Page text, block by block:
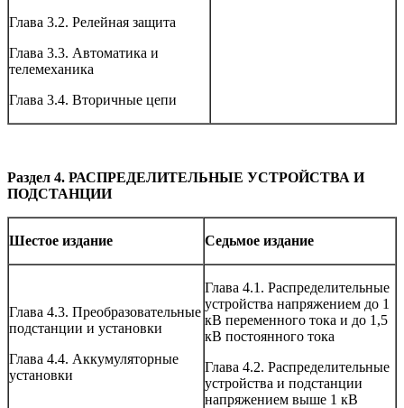
Глава 3.2. Релейная защита
Глава 3.3. Автоматика и
телемеханика
Глава 3.4. Вторичные цепи
Раздел 4. РАСПРЕДЕЛИТЕЛЬНЫЕ УСТРОЙСТВА И
ПОДСТАНЦИИ
Шестое издание Седьмое издание
Глава 4.3. Преобразовательные
подстанции и установки
Глава 4.4. Аккумуляторные
установки
Глава 4.1. Распределительные
устройства напряжением до 1
кВ переменного тока и до 1,5
кВ постоянного тока
Глава 4.2. Распределительные
устройства и подстанции
напряжением выше 1 кВ